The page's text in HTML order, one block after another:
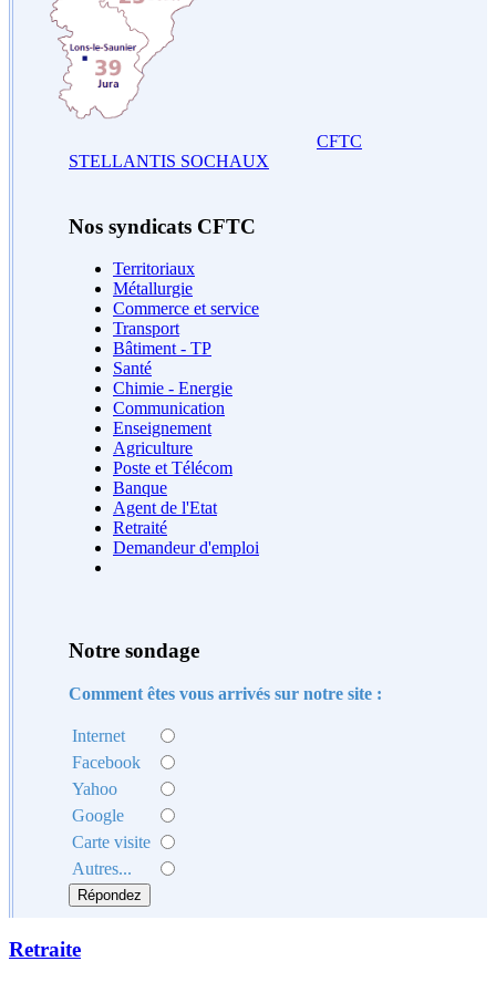
CFTC
STELLANTIS SOCHAUX
Nos syndicats CFTC
Territoriaux
Métallurgie
Commerce et service
Transport
Bâtiment - TP
Santé
Chimie - Energie
Communication
Enseignement
Agriculture
Poste et Télécom
Banque
Agent de l'Etat
Retraité
Demandeur d'emploi
Notre sondage
Comment êtes vous arrivés sur notre site :
Internet
Facebook
Yahoo
Google
Carte visite
Autres...
Retraite